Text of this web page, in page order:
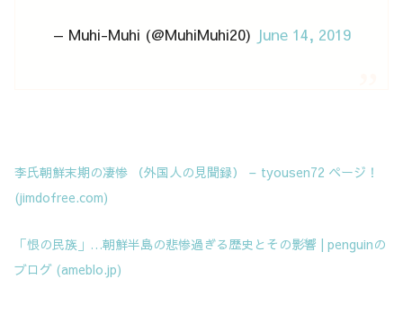
— Muhi-Muhi (@MuhiMuhi20) June 14, 2019
李氏朝鮮末期の凄惨 （外国人の見聞録） – tyousen72 ページ！
(jimdofree.com)
「恨の民族」…朝鮮半島の悲惨過ぎる歴史とその影響 | penguinの
ブログ (ameblo.jp)